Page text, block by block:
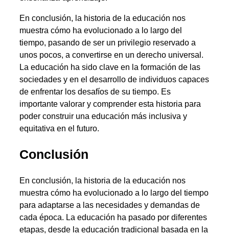
En conclusión, la historia de la educación nos
muestra cómo ha evolucionado a lo largo del
tiempo, pasando de ser un privilegio reservado a
unos pocos, a convertirse en un derecho universal.
La educación ha sido clave en la formación de las
sociedades y en el desarrollo de individuos capaces
de enfrentar los desafíos de su tiempo. Es
importante valorar y comprender esta historia para
poder construir una educación más inclusiva y
equitativa en el futuro.
Conclusión
En conclusión, la historia de la educación nos
muestra cómo ha evolucionado a lo largo del tiempo
para adaptarse a las necesidades y demandas de
cada época. La educación ha pasado por diferentes
etapas, desde la educación tradicional basada en la